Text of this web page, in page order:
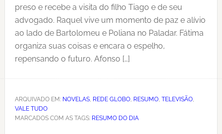
preso e recebe a visita do filho Tiago e de seu
advogado. Raquel vive um momento de paz e alívio
ao lado de Bartolomeu e Poliana no Paladar. Fátima
organiza suas coisas e encara o espelho,
repensando o futuro. Afonso […]
ARQUIVADO EM: NOVELAS, REDE GLOBO, RESUMO, TELEVISÃO,
VALE TUDO
MARCADOS COM AS TAGS: RESUMO DO DIA